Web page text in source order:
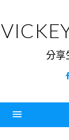
content
分享